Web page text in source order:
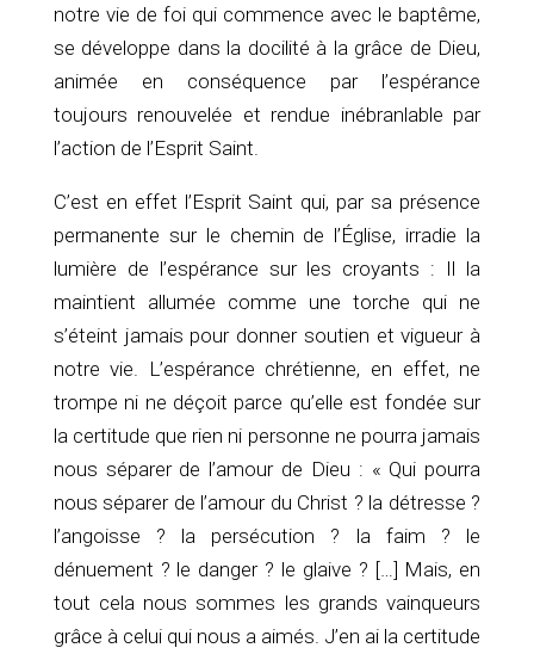
notre vie de foi qui commence avec le baptême,
se développe dans la docilité à la grâce de Dieu,
animée en conséquence par l’espérance
toujours renouvelée et rendue inébranlable par
l’action de l’Esprit Saint.
C’est en effet l’Esprit Saint qui, par sa présence
permanente sur le chemin de l’Église, irradie la
lumière de l’espérance sur les croyants : Il la
maintient allumée comme une torche qui ne
s’éteint jamais pour donner soutien et vigueur à
notre vie. L’espérance chrétienne, en effet, ne
trompe ni ne déçoit parce qu’elle est fondée sur
la certitude que rien ni personne ne pourra jamais
nous séparer de l’amour de Dieu : « Qui pourra
nous séparer de l’amour du Christ ? la détresse ?
l’angoisse ? la persécution ? la faim ? le
dénuement ? le danger ? le glaive ? […] Mais, en
tout cela nous sommes les grands vainqueurs
grâce à celui qui nous a aimés. J’en ai la certitude